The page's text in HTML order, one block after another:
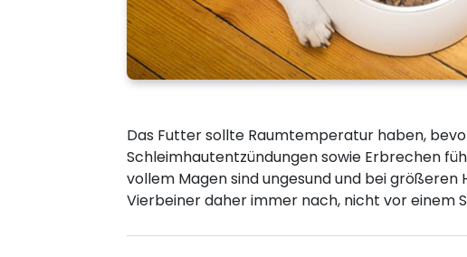
Das Futter sollte Raumtemperatur haben,
Schleimhautentzündungen sowie Erbrechen
vollem Magen sind ungesund und bei
Vierbeiner daher immer nach, nicht vor einem